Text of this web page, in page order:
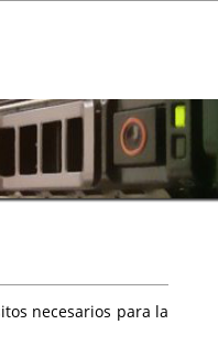
necesarios para la